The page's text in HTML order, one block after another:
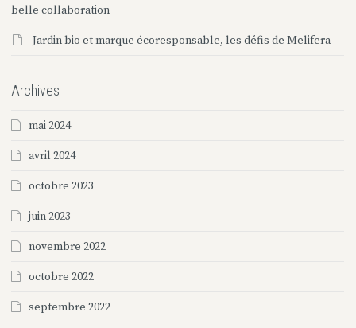
belle collaboration
Jardin bio et marque écoresponsable, les défis de Melifera
Archives
mai 2024
avril 2024
octobre 2023
juin 2023
novembre 2022
octobre 2022
septembre 2022